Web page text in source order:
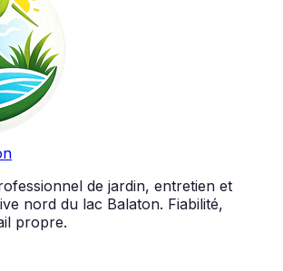
de jardin, entretien et
nord du lac Balaton. Fiabilité,
propre.